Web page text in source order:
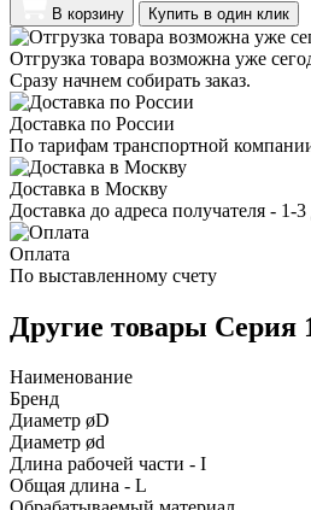
В корзину Купить в один клик
Отгрузка товара возможна уже
Сразу начнем собирать заказ.
Доставка по России
По тарифам транспортной
Доставка в Москву
Доставка до адреса получателя - 1-
Оплата
По выставленному счету
Другие товары Серия
Наименование
Бренд
Диаметр øD
Диаметр ød
Длина рабочей части - I
Общая длина - L